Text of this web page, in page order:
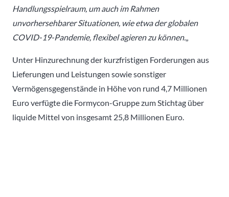
Handlungsspielraum, um auch im Rahmen
unvorhersehbarer Situationen, wie etwa der globalen
COVID-19-Pandemie, flexibel agieren zu können.„
Unter Hinzurechnung der kurzfristigen Forderungen aus
Lieferungen und Leistungen sowie sonstiger
Vermögensgegenstände in Höhe von rund 4,7 Millionen
Euro verfügte die Formycon-Gruppe zum Stichtag über
liquide Mittel von insgesamt 25,8 Millionen Euro.